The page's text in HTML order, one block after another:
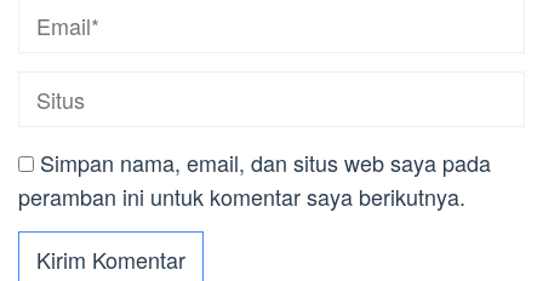
Simpan nama, email, dan situs web saya pada
peramban ini untuk komentar saya berikutnya.